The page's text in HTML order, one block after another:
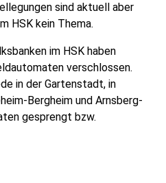
sind aktuell aber
HSK kein Thema.
im HSK haben
verschlossen.
in der Gartenstadt, in
Bergheim und Arnsberg-
gesprengt bzw.